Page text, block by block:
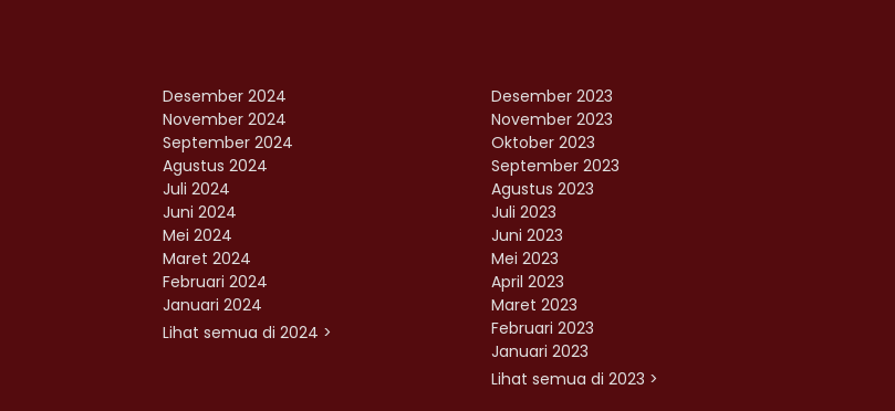
Desember 2024
November 2024
September 2024
Agustus 2024
Juli 2024
Juni 2024
Mei 2024
Maret 2024
Februari 2024
Januari 2024
Lihat semua di 2024 >
Desember 2023
November 2023
Oktober 2023
September 2023
Agustus 2023
Juli 2023
Juni 2023
Mei 2023
April 2023
Maret 2023
Februari 2023
Januari 2023
Lihat semua di 2023 >